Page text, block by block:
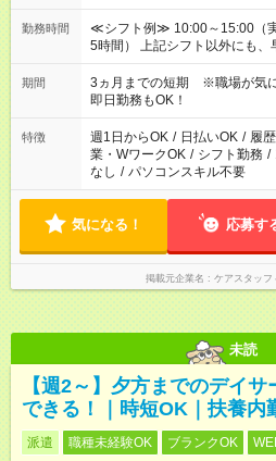
勤務時間
≪シフト例≫ 10:00～15:00（
5時間） 上記シフト以外にも、早朝や深夜など希望の時間帯お聞
かせください！ 事前に担当か
心ください！
期間
3ヵ月までの短期 ※職場が気
即日勤務もOK！
特徴 週1日からOK / 日払いOK / 履
業・WワークOK / シフト勤務 /
なし / パソコンスキル不要
気になる！ 応募す
掲載元企業名 ケアスタッフ
未読
【週2～】夕方までのデイ
できる！｜時短OK｜扶養内
派遣 職種未経験OK ブランクOK